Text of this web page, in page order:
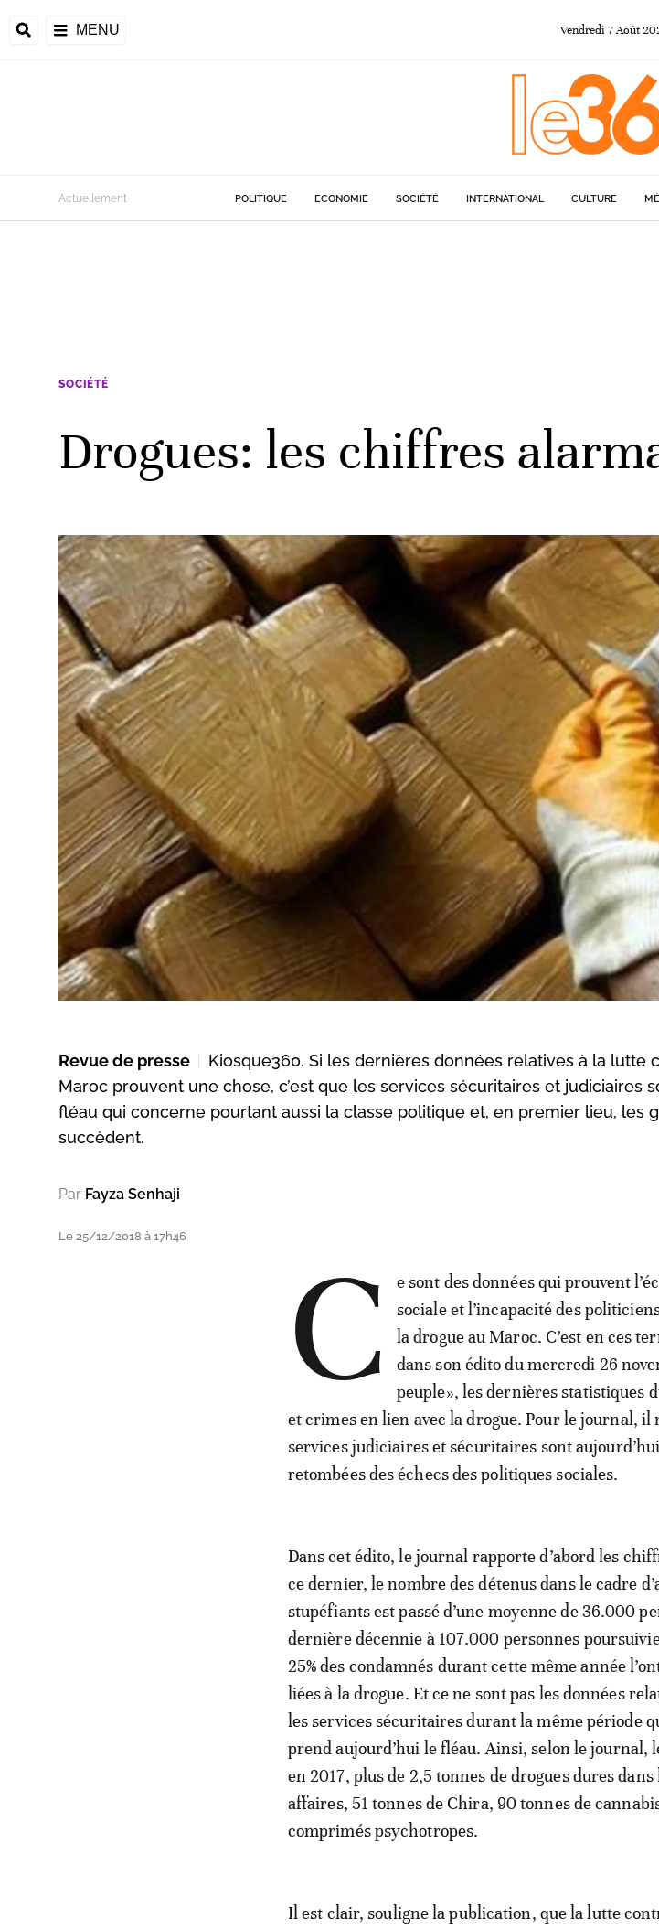
MENU Vendredi 7Août
Actuellement POLITIQUE ECONOMIE SOCIÉTÉ INTERNATIONAL CULTURE
SOCIÉTÉ
Drogues: les chiffres
Revue de presse
Kiosque360. Si les dernières données relatives à la lutte
Maroc prouvent une chose, c’est que les services sécuritaires et judiciaires
fléau qui concerne pourtant aussi la classe politique et, en premier lieu, les
succèdent.
Par Fayza Senhaji
Le 25/12/2018 à 17h46 C
e sont des données qui prouvent
sociale et l’incapacité des
la drogue au Maroc. C’est en ces
dans son édito du mercredi 26
peuple», les dernières statistiques
et crimes en lien avec la drogue. Pour le journal, il
services judiciaires et sécuritaires sont
retombées des échecs des politiques sociales.
Dans cet édito, le journal rapporte d’abord les
ce dernier, le nombre des détenus dans le cadre
stupéfiants est passé d’une moyenne de 36.000
dernière décennie à 107.000 personnes
25% des condamnés durant cette même année
liées à la drogue. Et ce ne sont pas les données
les services sécuritaires durant la même période
prend aujourd’hui le fléau. Ainsi, selon le journal,
en 2017, plus de 2,5 tonnes de drogues dures
affaires, 51 tonnes de Chira, 90 tonnes de
comprimés psychotropes.
Il est clair, souligne la publication, que la lutte